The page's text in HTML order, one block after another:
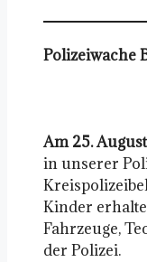
Polizeiwache
Am 25. August
in unserer
Kinder
Fahrzeuge,
der Polizei.